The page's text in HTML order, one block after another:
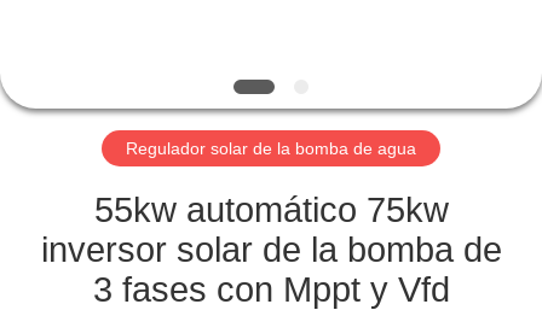
CONTROL
CALIDAD
CONTÁCTENOS
Regulador solar de la bomba de agua
55kw automático 75kw
inversor solar de la bomba de
3 fases con Mppt y Vfd